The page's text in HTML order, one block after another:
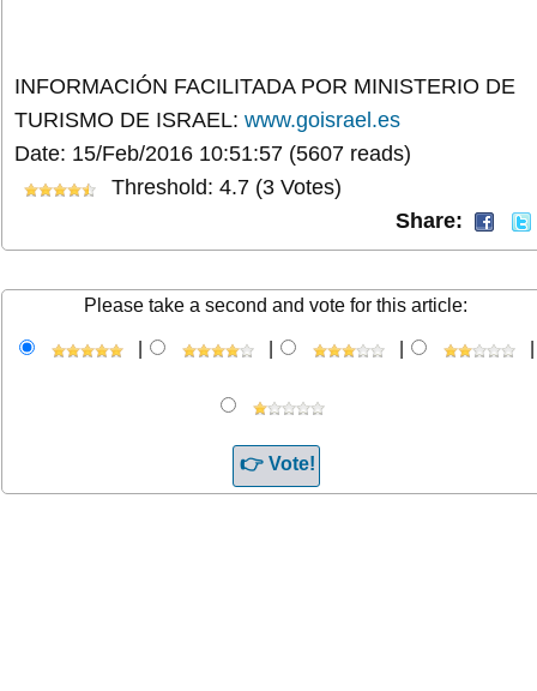
INFORMACIÓN FACILITADA POR MINISTERIO DE
TURISMO DE ISRAEL: www.goisrael.es
Date: 15/Feb/2016 10:51:57 (5607 reads)
Threshold: 4.7 (3 Votes)
Share:
Please take a second and vote for this article: